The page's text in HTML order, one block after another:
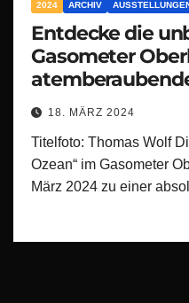
2024 ARCHIV
Entdecke die
Gasometer
‚Planet Ozean‘
18. MÄRZ 2024
Titelfoto: Thomas Wolf
Ozean“ im Gasometer
März 2024 zu einer